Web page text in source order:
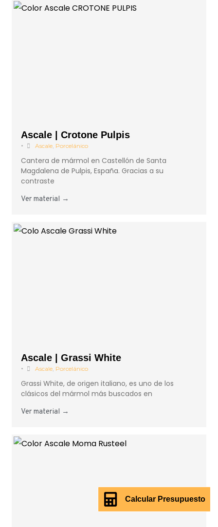
Calcular Presupuesto
Ascale | Crotone Pulpis
• Ascale, Porcelánico
Cantera de mármol en Castellón de Santa
Magdalena de Pulpis, España. Gracias a su
contraste
Ver material →
Ascale | Grassi White
• Ascale, Porcelánico
Grassi White, de origen italiano, es uno de los
clásicos del mármol más buscados en
Ver material →